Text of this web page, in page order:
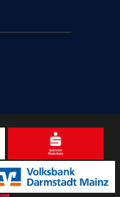
vorbehalten.